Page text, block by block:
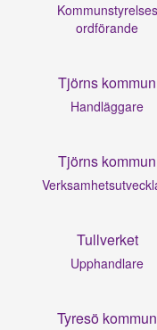
Kommunstyrelses
ordförande
Tjörns kommun
Handläggare
Tjörns kommun
Tullverket
Upphandlare
Tyresö kommun